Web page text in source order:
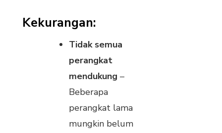
Kekurangan:
Tidak semua
perangkat
mendukung –
Beberapa
perangkat lama
mungkin belum